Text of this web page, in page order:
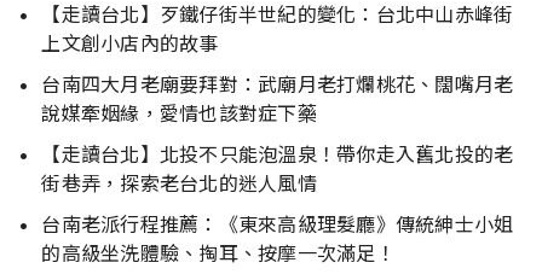
【走讀台北】歹鐵仔街半世紀的變化：台北中山赤峰街
上文創小店內的故事
台南四大月老廟要拜對：武廟月老打爛桃花、闊嘴月老
說媒牽姻緣，愛情也該對症下藥
【走讀台北】北投不只能泡溫泉！帶你走入舊北投的老
街巷弄，探索老台北的迷人風情
台南老派行程推薦：《東來高級理髮廳》傳統紳士小姐
的高級坐洗體驗、掏耳、按摩一次滿足！